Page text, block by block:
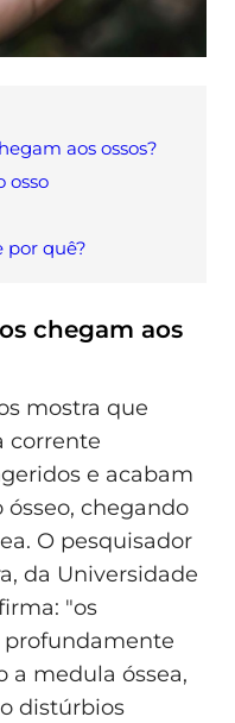
aos ossos?
osso
por quê?
chegam aos
mostra que
corrente
e acabam
chegando
O pesquisador
da Universidade
"os
a medula óssea,
distúrbios